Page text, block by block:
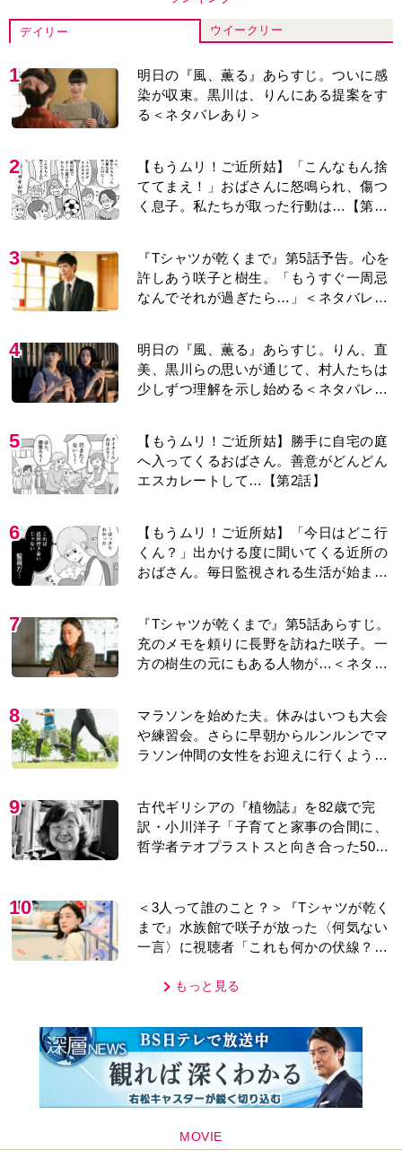
少しずつ理解を示し始める＜ネタバレあ
5
【もうムリ！ご近所姑】勝手に自宅の庭
へ入ってくるおばさん。善意がどんどん
エスカレートして…【第2話】
6
【もうムリ！ご近所姑】「今日はどこ行
くん？」出かける度に聞いてくる近所の
おばさん。毎日監視される生活が始ま
7
『Tシャツが乾くまで』第5話あらすじ。
充のメモを頼りに長野を訪ねた咲子。一
方の樹生の元にもある人物が…＜ネタバ
8
マラソンを始めた夫。休みはいつも大会
や練習会。さらに早朝からルンルンでマ
ラソン仲間の女性をお迎えに行くように
9
古代ギリシアの『植物誌』を82歳で完
訳・小川洋子「子育てと家事の合間に、
哲学者テオプラストスと向き合った50
10
＜3人って誰のこと？＞『Tシャツが乾く
まで』水族館で咲子が放った〈何気ない
もっと見る
編集部おすすめ